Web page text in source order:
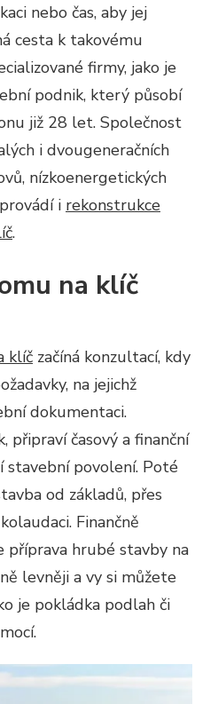
nebo čas, aby jej
cesta k takovému
firmy, jako je
podnik, který působí
již 28 let. Společnost
i dvougeneračních
nízkoenergetických
i rekonstrukce
.
na klíč
klíč začíná konzultací, kdy
na jejichž
dokumentaci.
připraví časový a finanční
stavební povolení. Poté
od základů, přes
Finančně
příprava hrubé stavby na
levněji a vy si můžete
je pokládka podlah či